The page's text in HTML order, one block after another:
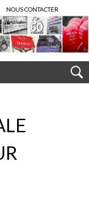
NOUS CONTACTER